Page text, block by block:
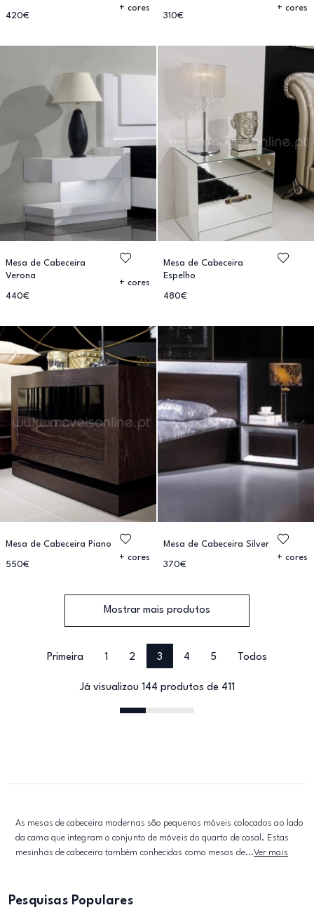
420€
+ cores
310€
+ cores
Mesa de Cabeceira
Verona
440€
+ cores
Mesa de Cabeceira
Espelho
480€
Mesa de Cabeceira Piano
550€
+ cores
Mesa de Cabeceira Silver
370€
+ cores
Mostrar mais produtos
Primeira 1 2 3 4 5 Todos
Já visualizou 144 produtos de 411
As mesas de cabeceira modernas são pequenos móveis colocados ao lado
da cama que integram o conjunto de móveis do quarto de casal. Estas
mesinhas de cabeceira também conhecidas como mesas de...Ver mais
Pesquisas Populares